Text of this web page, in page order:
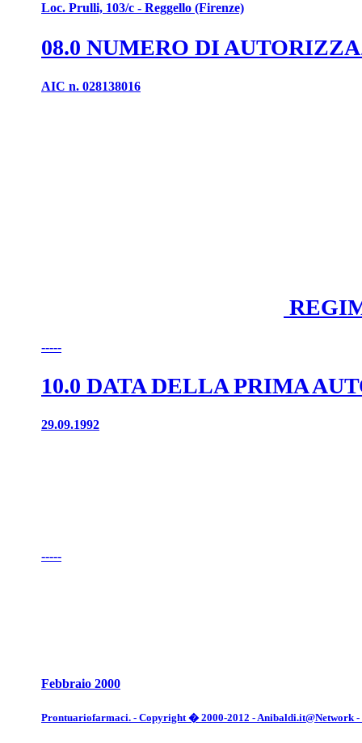
Loc. Prulli, 103/c - Reggello (Firenze)
08.0 NUMERO DI
AIC n. 028138016
-----
10.0 DATA DELLA PRIMA
29.09.1992
-----
Febbraio 2000
Prontuariofarmaci. - Copyright � 2000-2012 - Anibaldi.it@Network